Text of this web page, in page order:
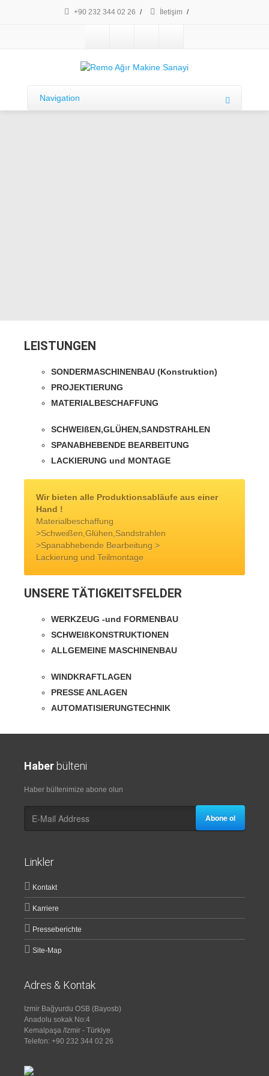
+90 232 344 02 26 / İletişim /
Navigation
LEISTUNGEN
SONDERMASCHINENBAU (Konstruktion)
PROJEKTIERUNG
MATERIALBESCHAFFUNG
SCHWEIßEN,GLÜHEN,SANDSTRAHLEN
SPANABHEBENDE BEARBEITUNG
LACKIERUNG und MONTAGE
Wir bieten alle Produktionsabläufe aus einer
Hand !
Materialbeschaffung
>Schweißen,Glühen,Sandstrahlen
>Spanabhebende Bearbeitung >
Lackierung und Teilmontage
UNSERE TÄTIGKEITSFELDER
WERKZEUG -und FORMENBAU
SCHWEIßKONSTRUKTIONEN
ALLGEMEINE MASCHINENBAU
WINDKRAFTLAGEN
PRESSE ANLAGEN
AUTOMATISIERUNGTECHNIK
Haber bülteni
Haber bültenimize abone olun
Abone ol
Linkler
Kontakt
Karriere
Presseberichte
Site-Map
Adres & Kontak
Izmir Bağyurdu OSB (Bayosb)
Anadolu sokak No:4
Kemalpaşa /Izmir - Türkiye
Telefon: +90 232 344 02 26